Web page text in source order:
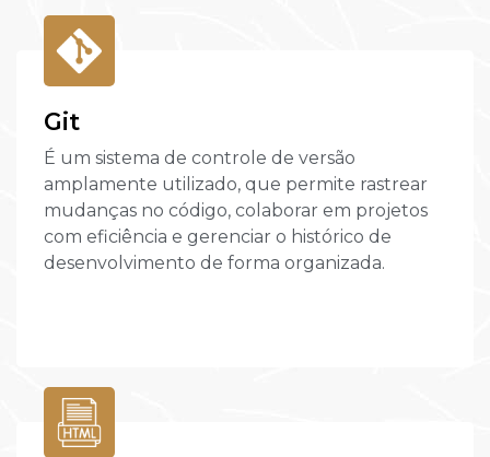
Git
É um sistema de controle de versão
amplamente utilizado, que permite rastrear
mudanças no código, colaborar em projetos
com eficiência e gerenciar o histórico de
desenvolvimento de forma organizada.